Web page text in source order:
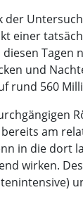
einer
Tagen
und
rund 560
am
in die dort
wirken.